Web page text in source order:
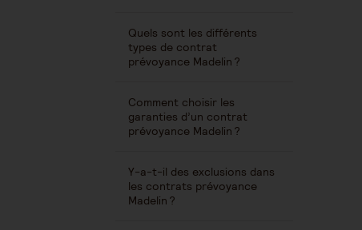
Quels sont les différents
types de contrat
prévoyance Madelin ?
Comment choisir les
garanties d’un contrat
prévoyance Madelin ?
Y-a-t-il des exclusions dans
les contrats prévoyance
Madelin ?